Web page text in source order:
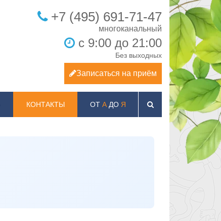
+7 (495) 691-71-47
с 9:00 до 21:00
Без выходных
Записаться на приём
КОНТАКТЫ ОТ АДО Я